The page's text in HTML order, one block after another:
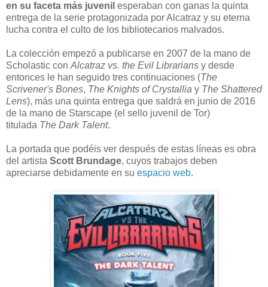
en su faceta más juvenil esperaban con ganas la quinta
entrega de la serie protagonizada por Alcatraz y su eterna
lucha contra el culto de los bibliotecarios malvados.
La colección empezó a publicarse en 2007 de la mano de
Scholastic con Alcatraz vs. the Evil Librarians y desde
entonces le han seguido tres continuaciones (The
Scrivener's Bones, The Knights of Crystallia y The Shattered
Lens), más una quinta entrega que saldrá en junio de 2016
de la mano de Starscape (el sello juvenil de Tor)
titulada The Dark Talent.
La portada que podéis ver después de estas líneas es obra
del artista Scott Brundage, cuyos trabajos deben
apreciarse debidamente en su espacio web.